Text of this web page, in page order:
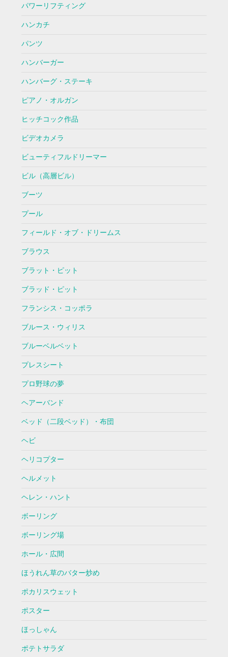
パワーリフティング
ハンカチ
パンツ
ハンバーガー
ハンバーグ・ステーキ
ピアノ・オルガン
ヒッチコック作品
ビデオカメラ
ビューティフルドリーマー
ビル（高層ビル）
ブーツ
プール
フィールド・オブ・ドリームス
ブラウス
ブラット・ピット
ブラッド・ピット
フランシス・コッポラ
ブルース・ウィリス
ブルーベルベット
プレスシート
プロ野球の夢
ヘアーバンド
ベッド（二段ベッド）・布団
ヘビ
ヘリコプター
ヘルメット
ヘレン・ハント
ボーリング
ボーリング場
ホール・広間
ほうれん草のバター炒め
ポカリスウェット
ポスター
ほっしゃん
ポテトサラダ